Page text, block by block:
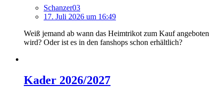
Schanzer03
17. Juli 2026 um 16:49
Weiß jemand ab wann das Heimtrikot zum Kauf angeboten
wird? Oder ist es in den fanshops schon erhältlich?
Kader 2026/2027